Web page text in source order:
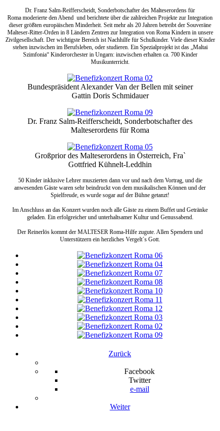
Dr. Franz Salm-Reifferscheidt, Sonderbotschafter des Malteserordens für
Roma moderierte den Abend und berichtete über die zahlreichen Projekte zur Integration
dieser größten europäischen Minderheit. Seit mehr als 20 Jahren betreibt der Souveräne
Malteser-Ritter-Orden in 8 Ländern Zentren zur Integration von Roma Kindern in unsere
Zivilgesellschaft. Der wichtigste Bereich ist Nachhilfe für Schulkinder. Viele dieser Kinder
stehen inzwischen im Berufsleben, oder studieren. Ein Spezialprojekt ist das „Maltai
Szimfonia“ Kinderorchester in Ungarn: inzwischen erhalten ca. 700 Kinder
Musikunterricht.
Bundespräsident Alexander Van der Bellen mit seiner
Gattin Doris Schmidauer
Dr. Franz Salm-Reifferscheidt, Sonderbotschafter des
Malteserordens für Roma
Großprior des Malteserordens in Österreich, Fra`
Gottfried Kühnelt-Leddhin
50 Kinder inklusive Lehrer muszierten dann vor und nach dem Vortrag, und die
anwesenden Gäste waren sehr beindruckt von dem musikalischen Können und der
Spielfreude, es wurde sogar auf der Bühne getanzt!
Im Anschluss an das Konzert wurden noch alle Gäste zu einem Buffet und Getränke
geladen. Ein erfolgreicher und unterhaltsamer Kultur und Genussabend.
Der Reinerlös kommt der MALTESER Roma-Hilfe zugute. Allen Spendern und
Unterstützern ein herzliches Vergelt´s Gott.
Zurück
Facebook
Twitter
e-mail
Weiter